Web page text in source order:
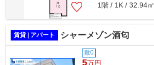
1階 / 1K / 32.94㎡
賃貸 | アパート シャーメゾン酒匂
敷0
5万円